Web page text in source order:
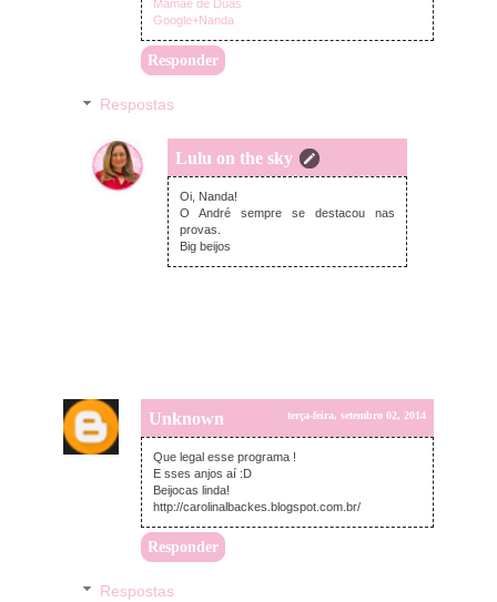
Mamãe de Duas
Google+Nanda
Responder
Respostas
Lulu on the sky
terça-feira, setembro 02, 2014
Oi, Nanda!
O André sempre se destacou nas
provas.
Big beijos
Unknown terça-feira, setembro 02, 2014
Que legal esse programa !
E sses anjos aí :D
Beijocas linda!
http://carolinalbackes.blogspot.com.br/
Responder
Respostas